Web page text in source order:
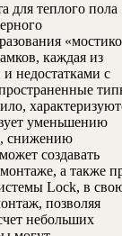
для теплого пола
каждая из
недостатками с
уменьшению
снижению
создавать
а также
Lock, в
позволяя
небольших